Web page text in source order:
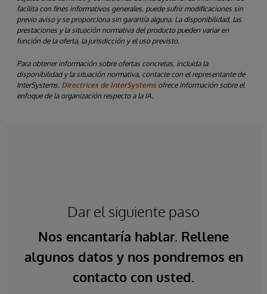
facilita con fines informativos generales, puede sufrir modificaciones sin
previo aviso y se proporciona sin garantía alguna. La disponibilidad, las
prestaciones y la situación normativa del producto pueden variar en
función de la oferta, la jurisdicción y el uso previsto.
Para obtener información sobre ofertas concretas, incluida la
disponibilidad y la situación normativa, contacte con el representante de
InterSystems. Directrices de InterSystems ofrece información sobre el
enfoque de la organización respecto a la IA.
Dar el siguiente paso
Nos encantaría hablar. Rellene
algunos datos y nos pondremos en
contacto con usted.